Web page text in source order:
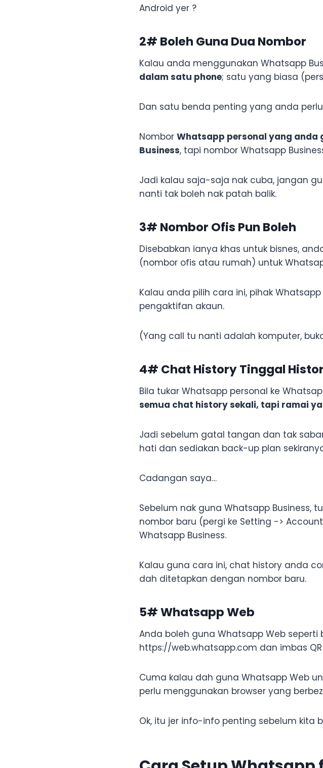
Android yer ?
2# Boleh Guna Dua Nombor
Kalau anda menggunakan Whatsapp
dalam satu phone; satu yang biasa
Dan satu benda penting yang anda perlu
Nombor Whatsapp personal yang anda
Business, tapi nombor Whatsapp
Jadi kalau saja-saja nak cuba, jangan
nanti tak boleh nak patah balik.
3# Nombor Ofis Pun Boleh
Disebabkan ianya khas untuk bisnes,
(nombor ofis atau rumah) untuk
Kalau anda pilih cara ini, pihak
pengaktifan akaun.
(Yang call tu nanti adalah komputer,
4# Chat History Tinggal
Bila tukar Whatsapp personal ke
semua chat history sekali, tapi ramai
Jadi sebelum gatal tangan dan tak
hati dan sediakan back-up plan
Cadangan saya…
Sebelum nak guna Whatsapp Business,
nombor baru (pergi ke Setting ->
Whatsapp Business.
Kalau guna cara ini, chat history anda
dah ditetapkan dengan nombor baru.
5# Whatsapp Web
Anda boleh guna Whatsapp Web
https://web.whatsapp.com dan imbas
Cuma kalau dah guna Whatsapp Web
perlu menggunakan browser yang
Ok, itu jer info-info penting sebelum kita